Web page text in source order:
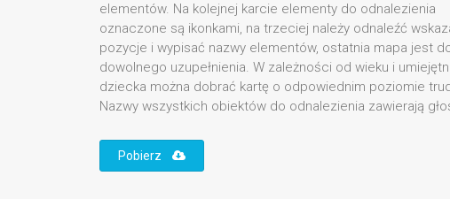
elementów. Na kolejnej karcie elementy do odnalezienia
oznaczone są ikonkami, na trzeciej należy odnaleźć
pozycje i wypisać nazwy elementów, ostatnia mapa jest
dowolnego uzupełnienia. W zależności od wieku i
dziecka można dobrać kartę o odpowiednim poziomie
Nazwy wszystkich obiektów do odnalezienia zawierają
Pobierz